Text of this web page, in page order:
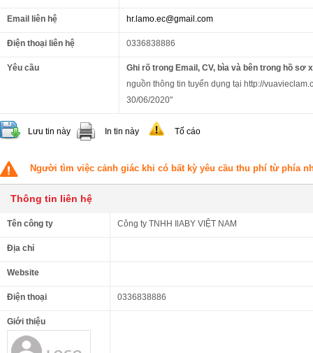
Email liên hệ hr.lamo.ec@gmail.com
Điện thoại liên hệ 0336838886
Yêu cầu
Ghi rõ trong Email, CV, bìa và bên trong hồ sơ
nguồn thông tin tuyển dụng tại http://
30/06/2020"
Lưu tin này In tin này Tố cáo
Người tìm việc cảnh giác khi có bất kỳ yêu cầu thu phí từ phía
Thông tin liên hệ
Tên công ty Công ty TNHH IlABY VIỆT NAM
Địa chỉ
Website
Điện thoại 0336838886
Giới thiệu